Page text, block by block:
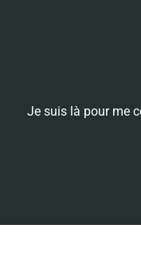
Je suis là pour me